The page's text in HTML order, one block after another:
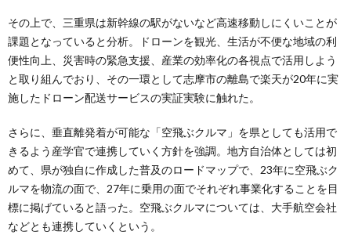
その上で、三重県は新幹線の駅がないなど高速移動しにくいことが
課題となっていると分析。ドローンを観光、生活が不便な地域の利
便性向上、災害時の緊急支援、産業の効率化の各視点で活用しよう
と取り組んでおり、その一環として志摩市の離島で楽天が20年に実
施したドローン配送サービスの実証実験に触れた。
さらに、垂直離発着が可能な「空飛ぶクルマ」を県としても活用で
きるよう産学官で連携していく方針を強調。地方自治体としては初
めて、県が独自に作成した普及のロードマップで、23年に空飛ぶク
ルマを物流の面で、27年に乗用の面でそれぞれ事業化することを目
標に掲げていると語った。空飛ぶクルマについては、大手航空会社
などとも連携していくという。